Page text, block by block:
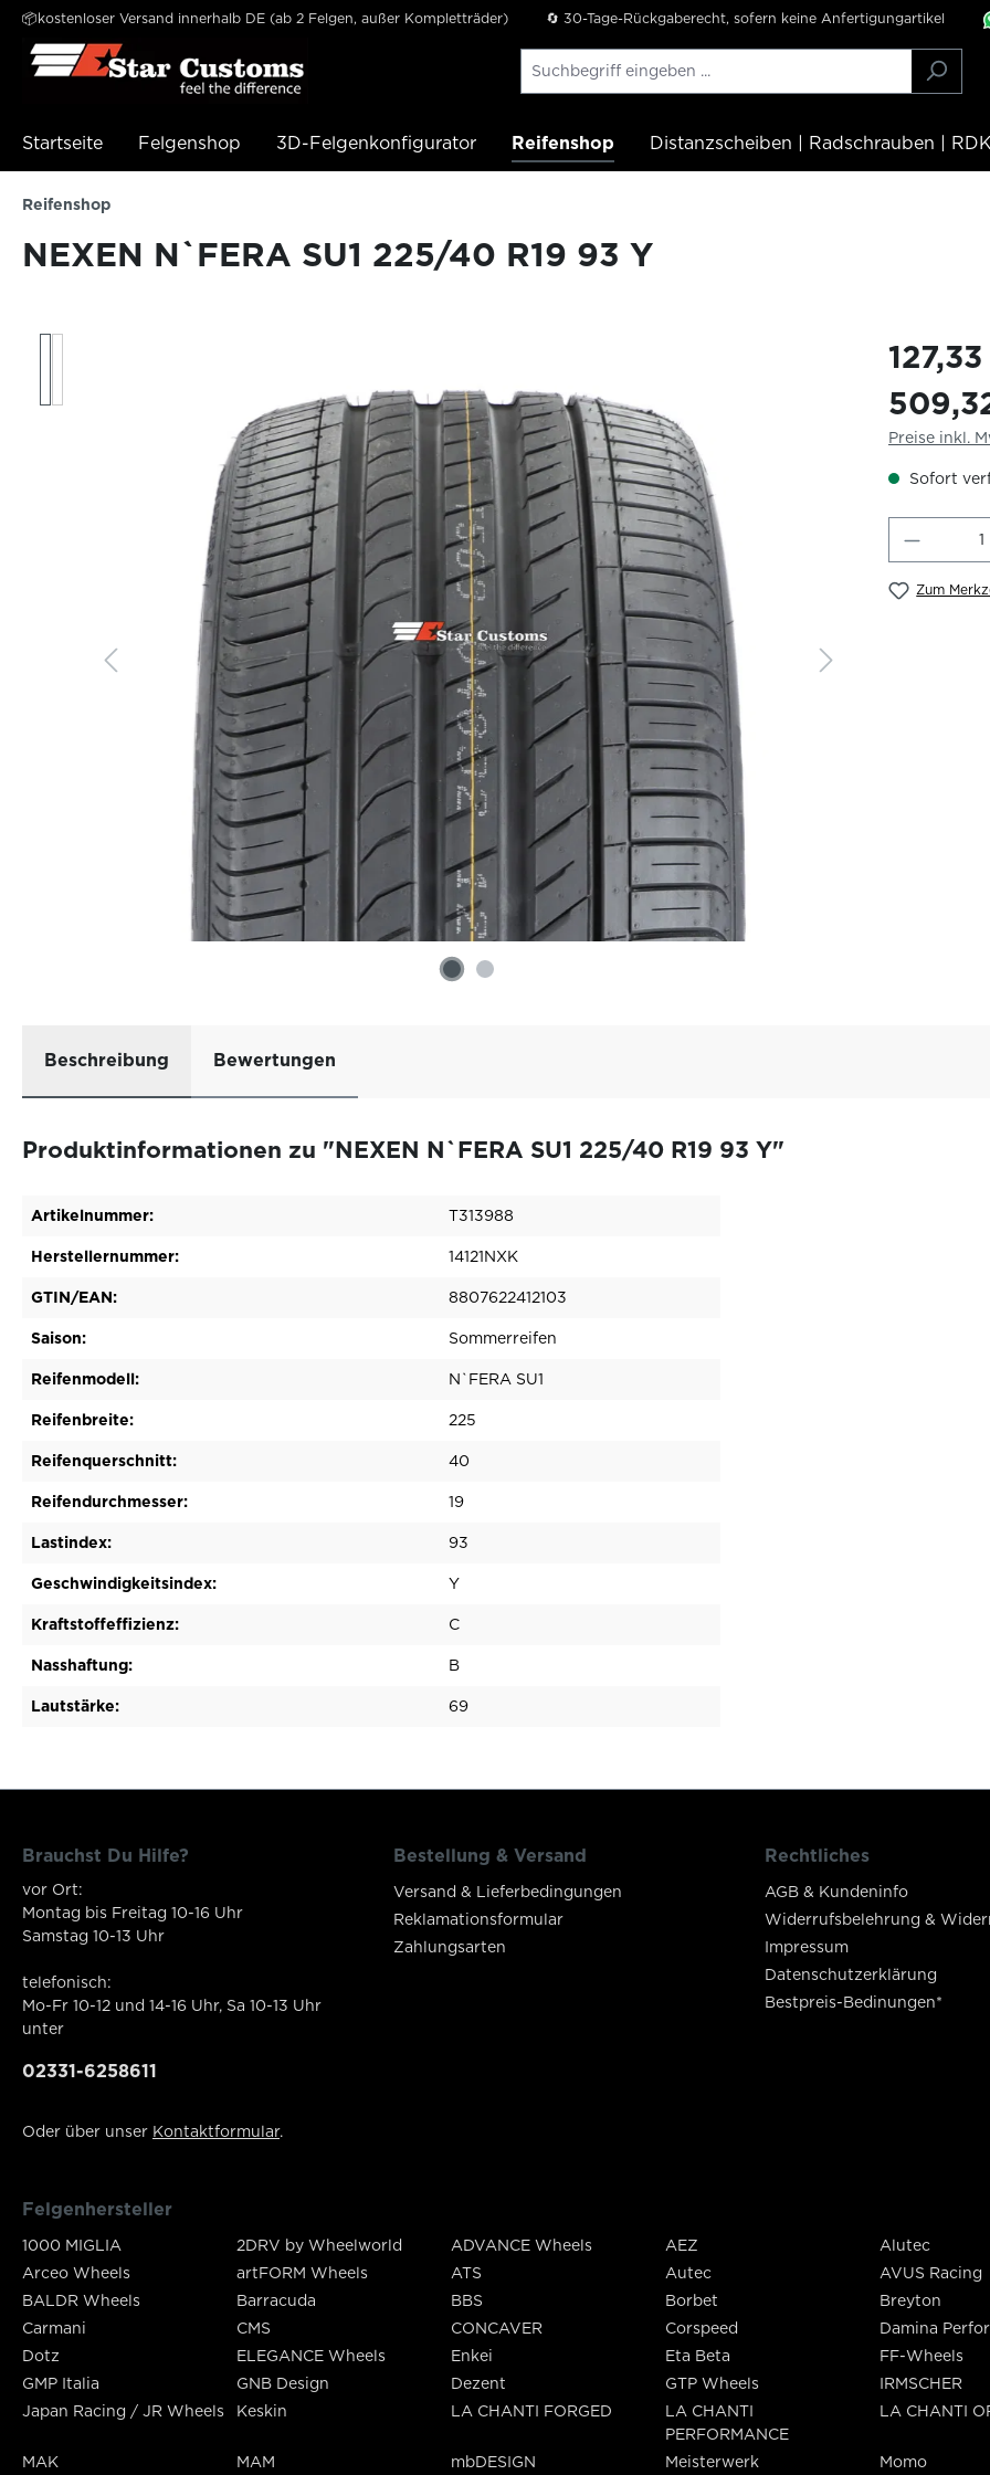
springen Zur Hauptnavigation springen
📦kostenloser Versand innerhalb DE (ab 2 Felgen, außer Kompletträder) 🔄 30-Tage-Rückgaberecht, sofern keine Anfertigungartikel
Startseite Felgenshop 3D-Felgenkonfigurator Reifenshop Distanzscheiben | Radschrauben |
Reifenshop
NEXEN N`FERA SU1 225/40 R19 93 Y
Preise inkl.
Sofort
Zum
Beschreibung Bewertungen
Produktinformationen zu "NEXEN N`FERA SU1 225/40 R19 93 Y"
Artikelnummer: T313988
Herstellernummer: 14121NXK
GTIN/EAN: 8807622412103
Saison: Sommerreifen
Reifenmodell: N`FERA SU1
Reifenbreite: 225
Reifenquerschnitt: 40
Reifendurchmesser: 19
Lastindex: 93
Geschwindigkeitsindex: Y
Kraftstoffeffizienz: C
Nasshaftung: B
Lautstärke: 69
Brauchst Du Hilfe?
vor Ort:
Montag bis Freitag 10-16 Uhr
Samstag 10-13 Uhr
telefonisch:
Mo-Fr 10-12 und 14-16 Uhr, Sa 10-13 Uhr
unter
02331-6258611
Oder über unser Kontaktformular.
Bestellung & Versand
Versand & Lieferbedingungen
Reklamationsformular
Zahlungsarten
Rechtliches
AGB & Kundeninfo
Widerrufsbelehrung &
Impressum
Datenschutzerklärung
Bestpreis-Bedinungen*
Felgenhersteller
1000 MIGLIA 2DRV by Wheelworld ADVANCE Wheels AEZ Alutec
Arceo Wheels
artFORM Wheels ATS Autec AVUS Racing
BALDR Wheels
Barracuda BBS Borbet Breyton
Carmani
CMS CONCAVER Corspeed Damina
Dotz
ELEGANCE Wheels Enkei Eta Beta FF-Wheels
GMP Italia
GNB Design Dezent GTP Wheels IRMSCHER
Japan Racing / JR Wheels
Keskin LA CHANTI FORGED
LA CHANTI
PERFORMANCE
LA CHANTI
MAK MAM mbDESIGN Meisterwerk Momo